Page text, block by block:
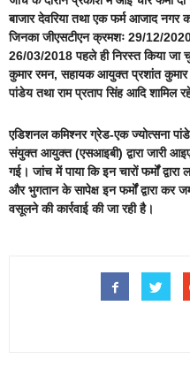
बाजार देवरिया तथा एक फर्म आजाद नगर
जिनका जीएसटीएन क्रमशः 29/12/
26/03/2018 पहले ही निरस्त किया
कुमार रमन, सहायक आयुक्त प्रशांत कुमार
पांडेय तथा राम प्रताप सिंह आदि शामिल
एडिशनल कमिश्नर ग्रेड-एक ज्योत्सना
संयुक्त आयुक्त (एसआइबी) द्वारा जारी
गई। जांच में पाया कि इन चारों फर्मों
और भुगतान के सापेक्ष इन फर्मों द्वारा कर
वसूलने की कार्रवाई की जा रही है।